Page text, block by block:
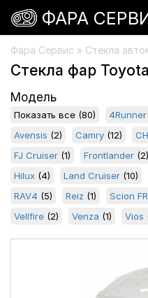
Фара Сервис » Стекла
Стекла фар Toyota
Модель
Показать все (80) 4Runner
Avensis (2) Camry (12)
FJ Cruiser (1) Frontlander (2)
Hilux (4) Land Cruiser (10)
RAV4 (5) Reiz (1) Scion
Vellfire (2) Venza (1) Vios
ФАРА